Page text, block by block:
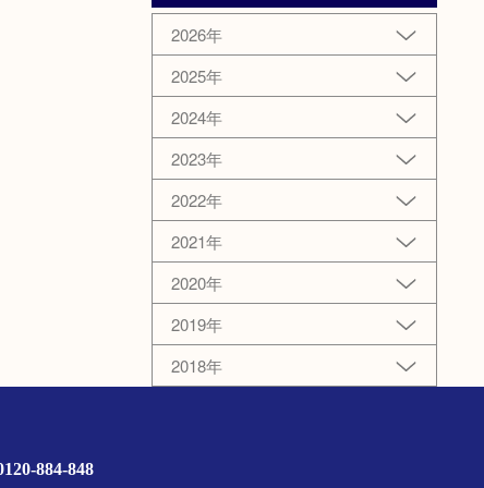
2026年
2025年
2024年
2023年
2022年
2021年
2020年
2019年
2018年
884-848